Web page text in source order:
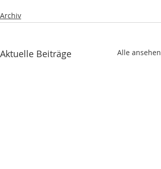
Archiv
Aktuelle Beiträge Alle ansehen